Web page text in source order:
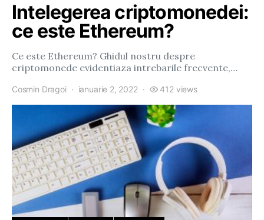
Intelegerea criptomonedei:
ce este Ethereum?
Ce este Ethereum? Ghidul nostru despre
criptomonede evidentiaza intrebarile frecvente,…
Cosmin Dragoi ianuarie 2, 2022 412 views